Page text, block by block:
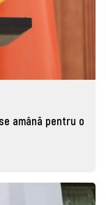
amână pentru o